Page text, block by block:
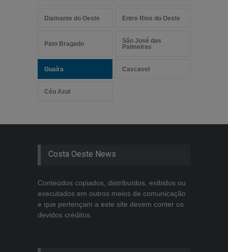
Diamante do Oeste Entre Rios do Oeste
Pato Bragado
São José das
Palmeiras
Guaíra Cascavel
Céu Azul
Costa Oeste News
Conteúdos copiados, distribuídos, exibidos ou
executados em outros meios de comunicação
e que pertençam a este site devem conter os
devidos créditos.